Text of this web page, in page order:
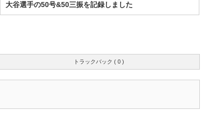
大谷選手の50号&50三振を記録しました
トラックバック ( 0 )